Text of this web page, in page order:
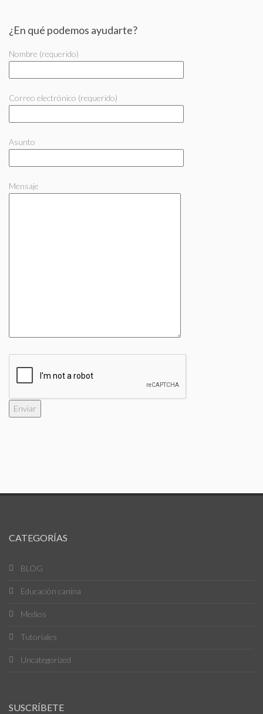
¿En qué podemos ayudarte?
Nombre (requerido)
Correo electrónico (requerido)
Asunto
Mensaje
CATEGORÍAS
BLOG
Educación canina
Medios
Tutoriales
Uncategorized
SUSCRÍBETE